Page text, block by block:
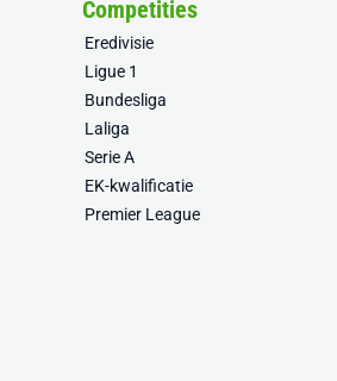
Competities
Eredivisie
Ligue 1
Bundesliga
Laliga
Serie A
EK-kwalificatie
Premier League